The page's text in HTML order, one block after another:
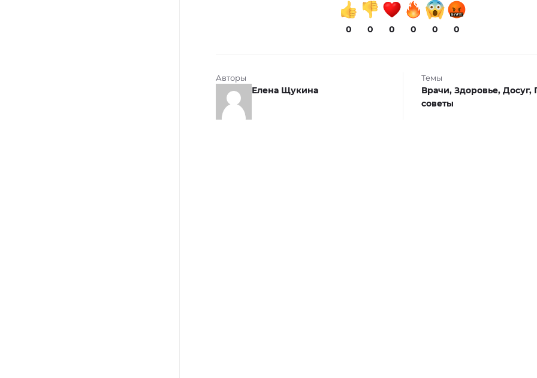
0 0 0 0 0 0
Авторы
Елена Щукина
Темы
Врачи, Здоровье, Досуг,
советы